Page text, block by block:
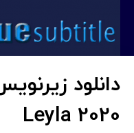
Leyla 2020